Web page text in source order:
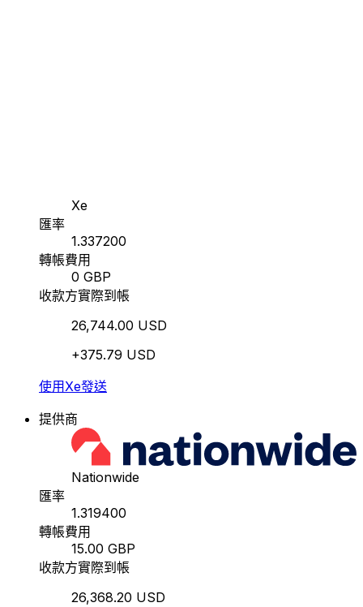
Xe
匯率
1.337200
轉帳費用
0 GBP
收款方實際到帳
26,744.00 USD
+375.79 USD
使用Xe發送
提供商
Nationwide
匯率
1.319400
轉帳費用
15.00 GBP
收款方實際到帳
26,368.20 USD